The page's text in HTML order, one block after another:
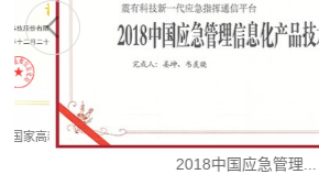
理体系认证证书...
国家高新技术企业证书
2018中国应急管理...